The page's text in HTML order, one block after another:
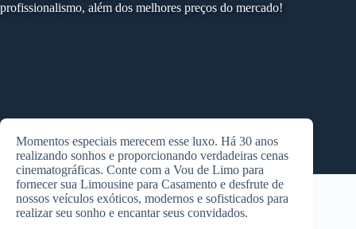
profissionalismo, além dos melhores preços do mercado!
Momentos especiais merecem esse luxo. Há 30 anos
realizando sonhos e proporcionando verdadeiras cenas
cinematográficas. Conte com a Vou de Limo para
fornecer sua Limousine para Casamento e desfrute de
nossos veículos exóticos, modernos e sofisticados para
realizar seu sonho e encantar seus convidados.